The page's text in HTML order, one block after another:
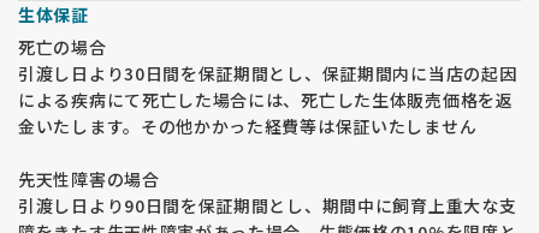
生体保証
死亡の場合
引渡し日より30日間を保証期間とし、保証期間内に当店の起因
による疾病にて死亡した場合には、死亡した生体販売価格を返
金いたします。その他かかった経費等は保証いたしません
先天性障害の場合
引渡し日より90日間を保証期間とし、期間中に飼育上重大な支